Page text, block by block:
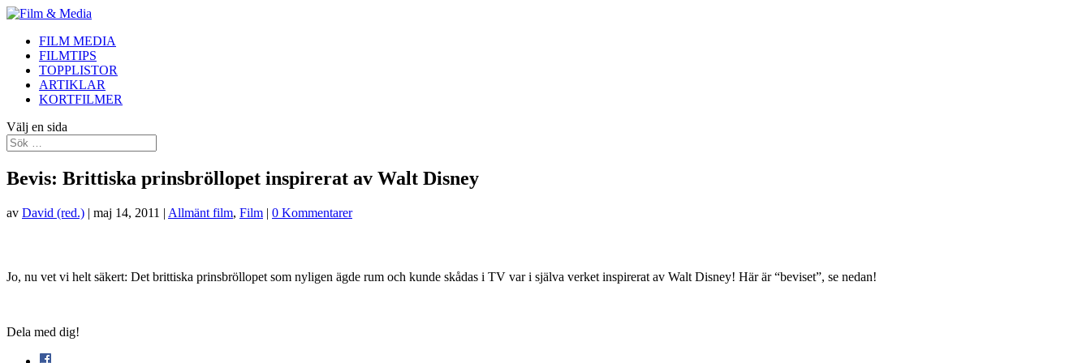
FILM MEDIA
FILMTIPS
TOPPLISTOR
ARTIKLAR
KORTFILMER
Välj en sida
Bevis: Brittiska prinsbröllopet inspirerat av Walt Disney
av David (red.) | maj 14, 2011 | Allmänt film, Film | 0 Kommentarer
Jo, nu vet vi helt säkert: Det brittiska prinsbröllopet som nyligen ägde rum och kunde skådas i TV var i själva verket inspirerat av Walt Disney! Här är “beviset”, se nedan!
Dela med dig!